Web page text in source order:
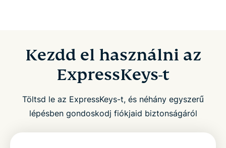
Kezdd el használni az
ExpressKeys-t
Töltsd le az ExpressKeys-t, és néhány egyszerű
lépésben gondoskodj fiókjaid biztonságáról